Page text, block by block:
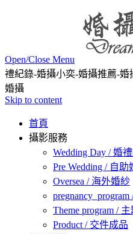
Open/Close Menu
禮紀錄-婚攝小奕-婚攝推薦-
婚攝
Skip to content
首頁
攝影服務
Wedding Day / 婚
Pre Wedding / 自助
Oversea / 海外婚紗
Theme program /
Product / 交件成品